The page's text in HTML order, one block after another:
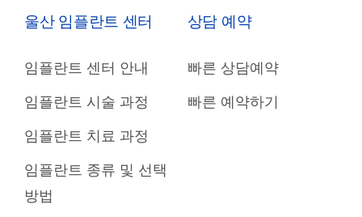
울산 임플란트 센터
임플란트 센터 안내
임플란트 시술 과정
임플란트 치료 과정
임플란트 종류 및 선택
방법
상담 예약
빠른 상담예약
빠른 예약하기